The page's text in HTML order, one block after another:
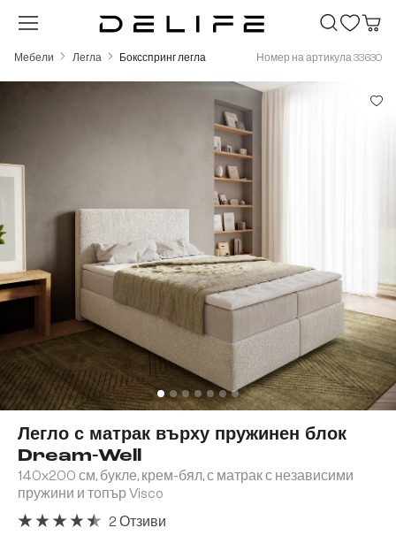
Преминете към основното съдържание
Мебели Легла Боксспринг легла Номер на артикула 33630
Легло с матрак върху пружинен блок
Dream-Well
140x200 см, букле, крем-бял, с матрак с независими
пружини и топър Visco
2 Отзиви
Пропуснете галерия с изображения